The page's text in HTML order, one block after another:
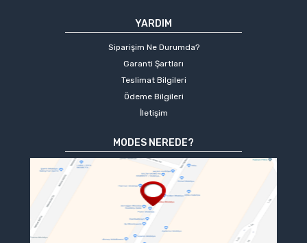
YARDIM
Siparişim Ne Durumda?
Garanti Şartları
Teslimat Bilgileri
Ödeme Bilgileri
İletişim
MODES NEREDE?